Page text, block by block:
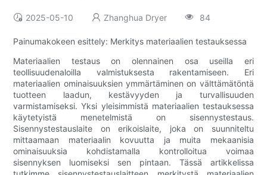
2025-05-10 Zhanghua Dryer 84
Painumakokeen esittely: Merkitys materiaalien testauksessa
Materiaalien testaus on olennainen osa useilla eri
teollisuudenaloilla valmistuksesta rakentamiseen. Eri
materiaalien ominaisuuksien ymmärtäminen on välttämätöntä
tuotteen laadun, kestävyyden ja turvallisuuden
varmistamiseksi. Yksi yleisimmistä materiaalien testauksessa
käytetyistä menetelmistä on sisennystestaus.
Sisennystestauslaite on erikoislaite, joka on suunniteltu
mittaamaan materiaalin kovuutta ja muita mekaanisia
ominaisuuksia kohdistamalla kontrolloitua voimaa
sisennyksen luomiseksi sen pintaan. Tässä artikkelissa